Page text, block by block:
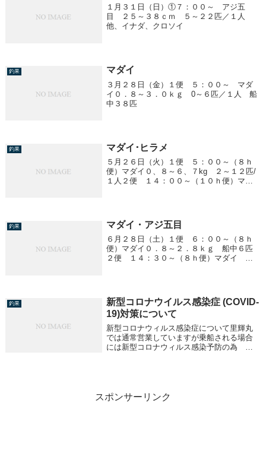
１月３１日（日）①７：００～ アジ五
目 ２５～３８ｃｍ ５～２２匹／１人
他、イナダ、クロソイ
釣果 マダイ
３月２８日（金）１便 ５：００～ マダ
イ０．８～３．０ｋｇ 0～６匹／１人 船
中３８匹
釣果 マダイ･ヒラメ
５月２６日（火）１便 ５：００～（８ｈ
便）マダイ０、８～６、７kg ２～１２匹/
１人２便 １４：００～（１０ｈ便）マダ
釣果 マダイ・アジ五目
６月２８日（土）１便 ６：００～（８ｈ
便）マダイ０．８～２．８ｋｇ 船中６匹
２便 １４：３０～（８ｈ便）マダイ
釣果
新型コロナウイルス感染症 (COVID-
19)対策について
新型コロナウィルス感染症について里輝丸
では通常営業していますが乗船される場合
には新型コロナウィルス感染予防の為 次
スポンサーリンク